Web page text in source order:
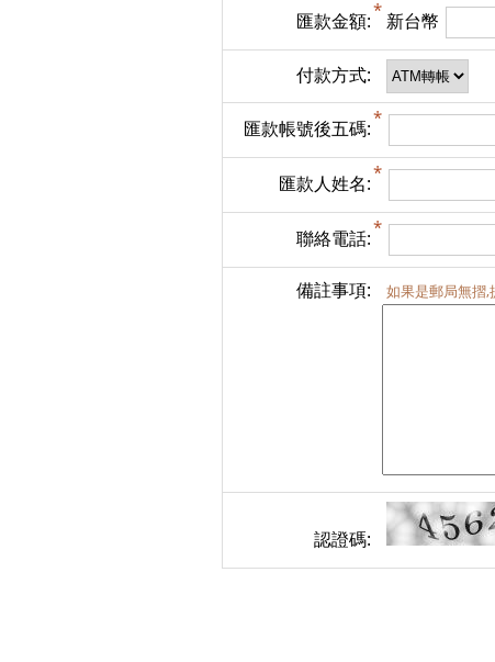
匯款金額: 新台幣
付款方式:
匯款帳號後五碼:
匯款人姓名:
聯絡電話:
備註事項: 如果是郵局無摺
認證碼: